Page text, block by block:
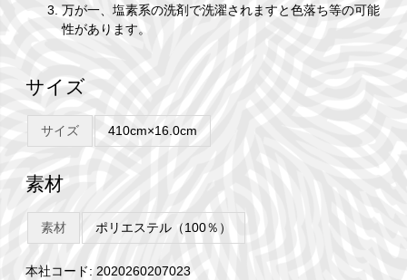
万が一、塩素系の洗剤で洗濯されますと色落ち等の可能
性があります。
サイズ
サイズ 410cm×16.0cm
素材
素材 ポリエステル（100％）
本社コード: 2020260207023